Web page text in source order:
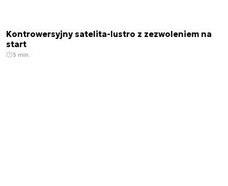
Kontrowersyjny satelita-lustro z zezwoleniem na
start
3 min.